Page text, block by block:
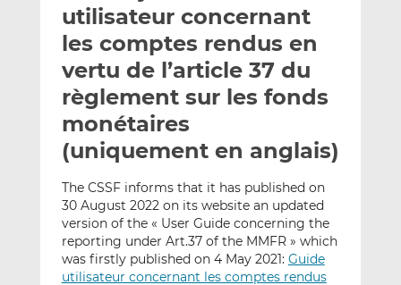
e
r
p
a
r
a
l
g
e
s
u
i
k
e
d
I
n
g
e
r
s
u
a
e
b
o
o
k
utilisateur concernant
les comptes rendus en
vertu de l’article 37 du
règlement sur les fonds
monétaires
(uniquement en anglais)
The CSSF informs that it has published on
30 August 2022 on its website an updated
version of the « User Guide concerning the
reporting under Art.37 of the MMFR » which
was firstly published on 4 May 2021: Guide
utilisateur concernant les comptes rendus